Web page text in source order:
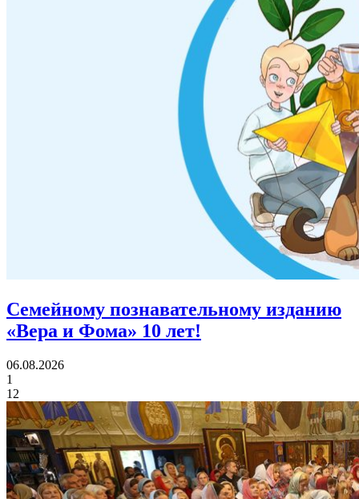
Семейному познавательному изданию
«Вера и Фома» 10 лет!
06.08.2026
1
12